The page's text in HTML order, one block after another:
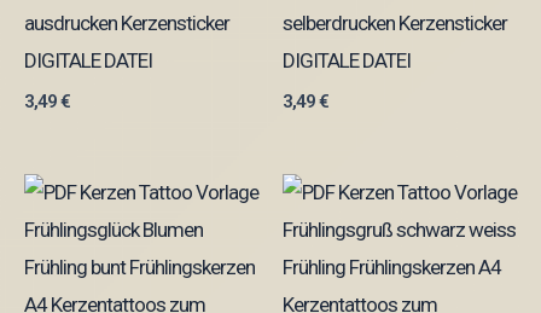
ausdrucken Kerzensticker
DIGITALE DATEI
3,49€
selberdrucken Kerzensticker
DIGITALE DATEI
3,49€